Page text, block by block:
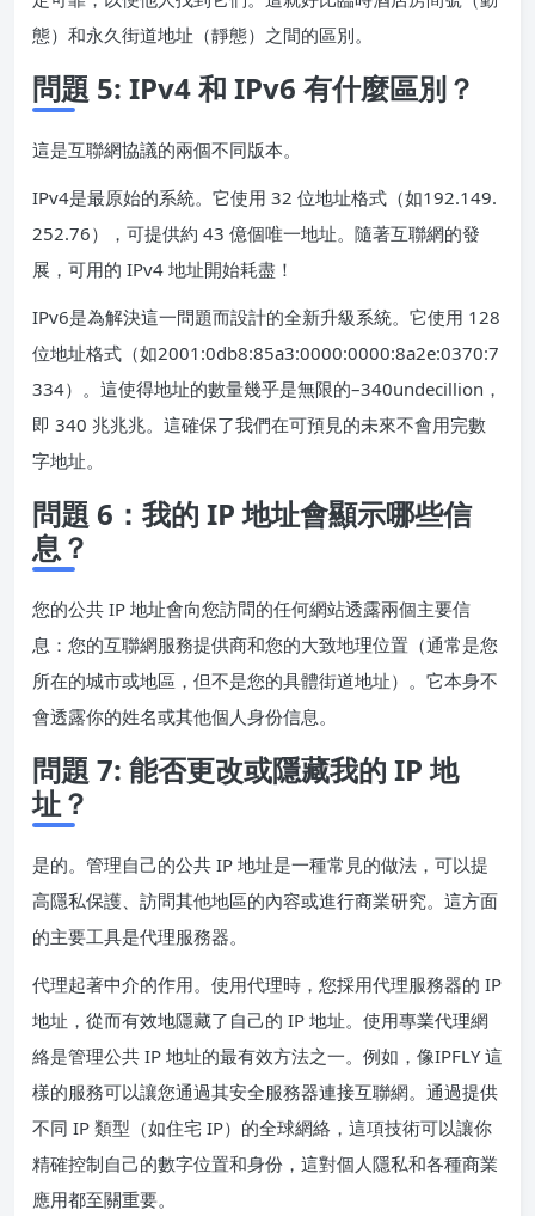
態）和永久街道地址（靜態）之間的區別。
問題 5: IPv4 和 IPv6 有什麼區別？
這是互聯網協議的兩個不同版本。
IPv4是最原始的系統。它使用 32 位地址格式（如192.149.
252.76），可提供約 43 億個唯一地址。隨著互聯網的發
展，可用的 IPv4 地址開始耗盡！
IPv6是為解決這一問題而設計的全新升級系統。它使用 128
位地址格式（如2001:0db8:85a3:0000:0000:8a2e:0370:7
334）。這使得地址的數量幾乎是無限的–340undecillion，
即 340 兆兆兆。這確保了我們在可預見的未來不會用完數
字地址。
問題 6：我的 IP 地址會顯示哪些信
息？
您的公共 IP 地址會向您訪問的任何網站透露兩個主要信
息：您的互聯網服務提供商和您的大致地理位置（通常是您
所在的城市或地區，但不是您的具體街道地址）。它本身不
會透露你的姓名或其他個人身份信息。
問題 7: 能否更改或隱藏我的 IP 地
址？
是的。管理自己的公共 IP 地址是一種常見的做法，可以提
高隱私保護、訪問其他地區的內容或進行商業研究。這方面
的主要工具是代理服務器。
代理起著中介的作用。使用代理時，您採用代理服務器的 IP
地址，從而有效地隱藏了自己的 IP 地址。使用專業代理網
絡是管理公共 IP 地址的最有效方法之一。例如，像IPFLY 這
樣的服務可以讓您通過其安全服務器連接互聯網。通過提供
不同 IP 類型（如住宅 IP）的全球網絡，這項技術可以讓你
精確控制自己的數字位置和身份，這對個人隱私和各種商業
應用都至關重要。